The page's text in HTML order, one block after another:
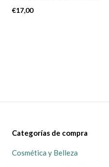
€17,00
Categorías de compra
Cosmética y Belleza